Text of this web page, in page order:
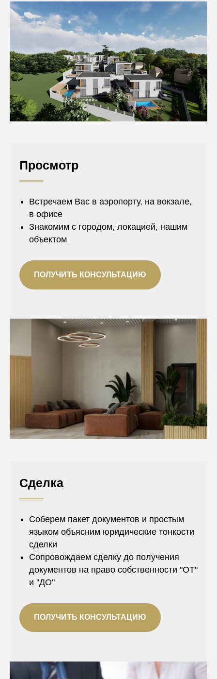
Просмотр
Встречаем Вас в аэропорту, на вокзале,
в офисе
Знакомим с городом, локацией, нашим
объектом
ПОЛУЧИТЬ КОНСУЛЬТАЦИЮ
Сделка
Соберем пакет документов и простым
языком объясним юридические тонкости
сделки
Сопровождаем сделку до получения
документов на право собственности "ОТ"
и "ДО"
ПОЛУЧИТЬ КОНСУЛЬТАЦИЮ